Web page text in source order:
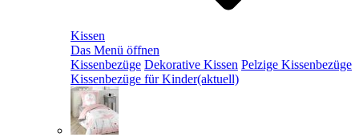
Kissen
Das Menü öffnen
Kissenbezüge Dekorative Kissen Pelzige Kissenbezüge
Kissenbezüge für Kinder(aktuell)